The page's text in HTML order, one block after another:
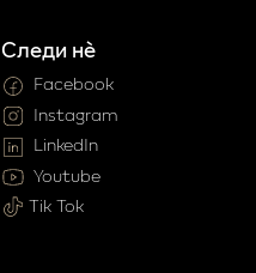
Следи нè
Facebook
Instagram
LinkedIn
Youtube
Tik Tok